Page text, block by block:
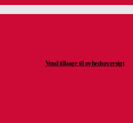
Vend tilbage til nyhedsoversigt